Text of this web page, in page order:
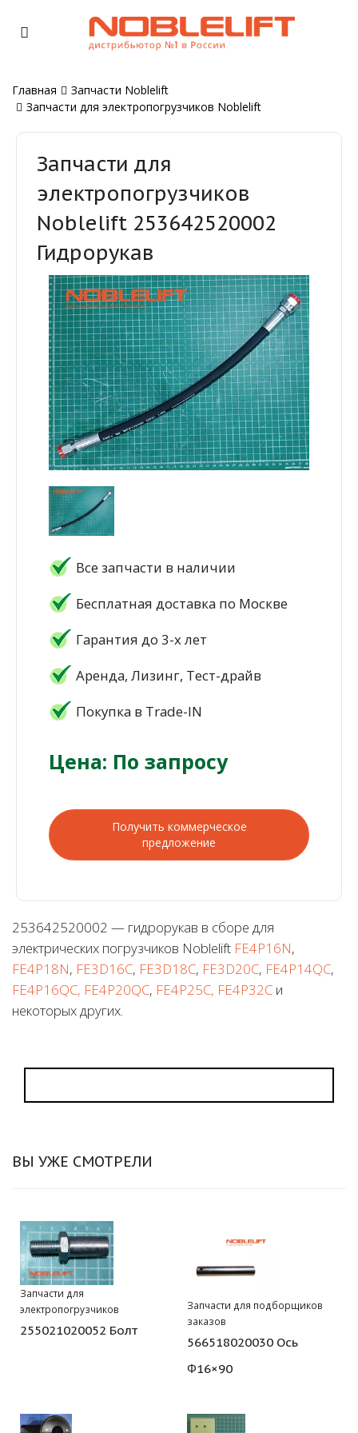
Главная
Запчасти Noblelift
Запчасти для электропогрузчиков Noblelift
Запчасти для
электропогрузчиков
Noblelift 253642520002
Гидрорукав
Все запчасти в наличии
Бесплатная доставка по Москве
Гарантия до 3-х лет
Аренда, Лизинг, Тест-драйв
Покупка в Trade-IN
Цена: По запросу
Получить коммерческое
предложение
253642520002 — гидрорукав в сборе для
электрических погрузчиков Noblelift FE4P16N,
FE4P18N, FE3D16C, FE3D18C, FE3D20C, FE4P14QC,
FE4P16QC, FE4P20QC, FE4P25C, FE4P32C и
некоторых других.
ВЫ УЖЕ СМОТРЕЛИ
Запчасти для
электропогрузчиков
255021020052 Болт
Запчасти для подборщиков
заказов
566518020030 Ось
Φ16×90